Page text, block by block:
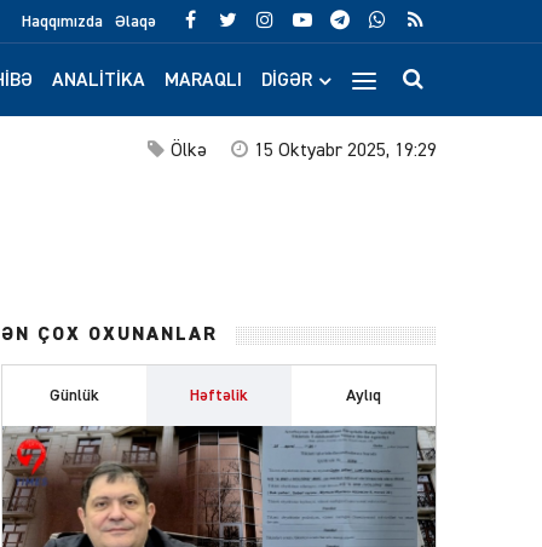
Haqqımızda Əlaqə
ANALITIKA MARAQLI DIGƏR
15 Oktyabr 2025, 19:29
Ölkə
ƏN ÇOX OXUNANLAR
Günlük Həftəlik Aylıq